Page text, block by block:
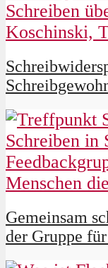
Gemeinsam
der Gruppe